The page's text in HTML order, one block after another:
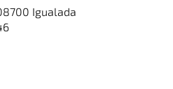
Igualada